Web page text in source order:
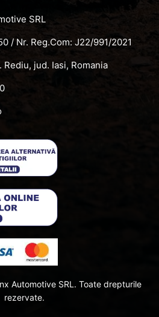
SRL
/ Nr. Reg.Com: J22/991/2021
Rediu, jud. Iasi, Romania
Automotive SRL. Toate drepturile
rezervate.